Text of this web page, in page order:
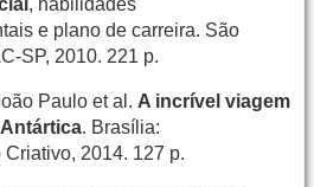
, habilidades
e plano de carreira. São
SP, 2010. 221 p.
Paulo et al. A incrível viagem
. Brasília:
2014. 127 p.